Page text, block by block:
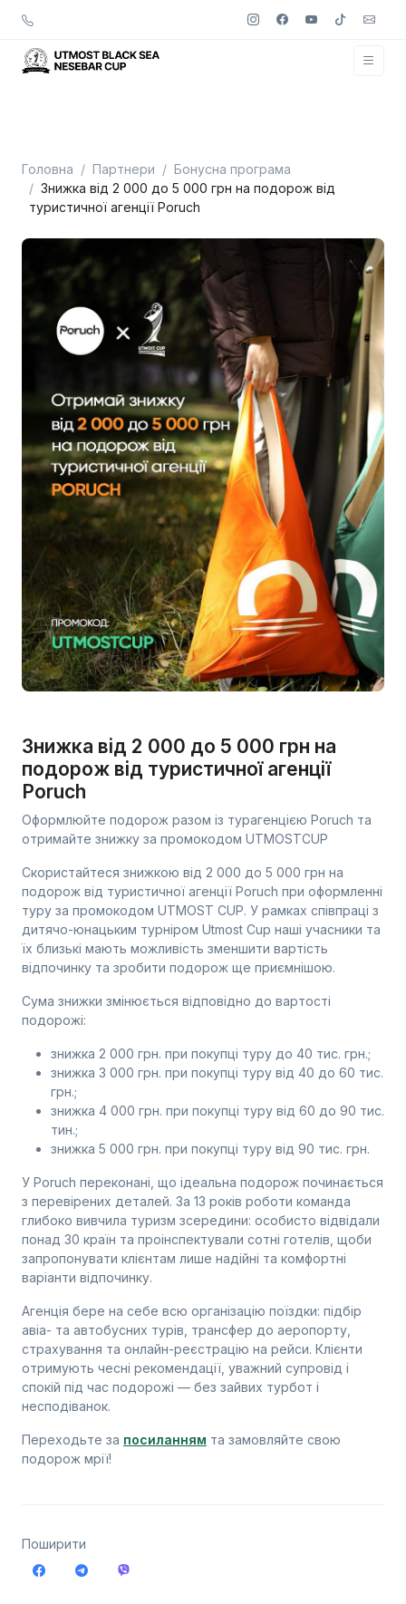
Головна Партнери
Бонусна програма
Знижка від 2 000 до 5 000 грн на подорож від
туристичної агенції Poruch
Знижка від 2 000 до 5 000 грн на
подорож від туристичної агенції
Poruch
Оформлюйте подорож разом із турагенцією Poruch та
отримайте знижку за промокодом UTMOSTCUP
Скористайтеся знижкою від 2 000 до 5 000 грн на
подорож від туристичної агенції Poruch при оформленні
туру за промокодом UTMOST CUP. У рамках співпраці з
дитячо-юнацьким турніром Utmost Cup наші учасники та
їх близькі мають можливість зменшити вартість
відпочинку та зробити подорож ще приємнішою.
Сума знижки змінюється відповідно до вартості
подорожі:
знижка 2 000 грн. при покупці туру до 40 тис. грн.;
знижка 3 000 грн. при покупці туру від 40 до 60 тис.
грн.;
знижка 4 000 грн. при покупці туру від 60 до 90 тис.
тин.;
знижка 5 000 грн. при покупці туру від 90 тис. грн.
У Poruch переконані, що ідеальна подорож починається
з перевірених деталей. За 13 років роботи команда
глибоко вивчила туризм зсередини: особисто відвідали
понад 30 країн та проінспектували сотні готелів, щоби
запропонувати клієнтам лише надійні та комфортні
варіанти відпочинку.
Агенція бере на себе всю організацію поїздки: підбір
авіа- та автобусних турів, трансфер до аеропорту,
страхування та онлайн-реєстрацію на рейси. Клієнти
отримують чесні рекомендації, уважний супровід і
спокій під час подорожі — без зайвих турбот і
несподіванок.
Переходьте за посиланням та замовляйте свою
подорож мрії!
Поширити